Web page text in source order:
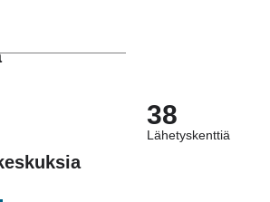
38
Lähetyskenttiä